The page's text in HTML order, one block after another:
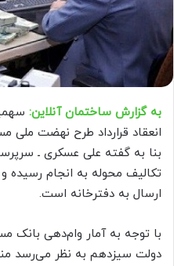
به گزارش ساختمان آنلاین:
تکالیف محوله به انجام رسیده
ارسال به دفترخانه است.
با توجه به آمار وام‌دهی بانک
دولت سیزدهم به نظر می‌رسد